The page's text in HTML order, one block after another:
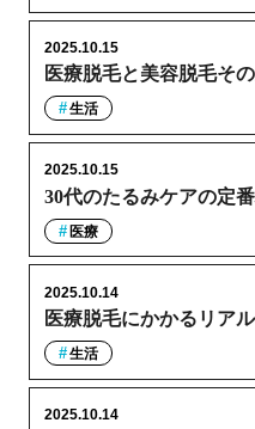
医療脱毛と美容脱毛そ
2025.10.15
生活
30代のたるみケアの定
2025.10.15
医療
医療脱毛にかかるリア
2025.10.14
生活
2025.10.14